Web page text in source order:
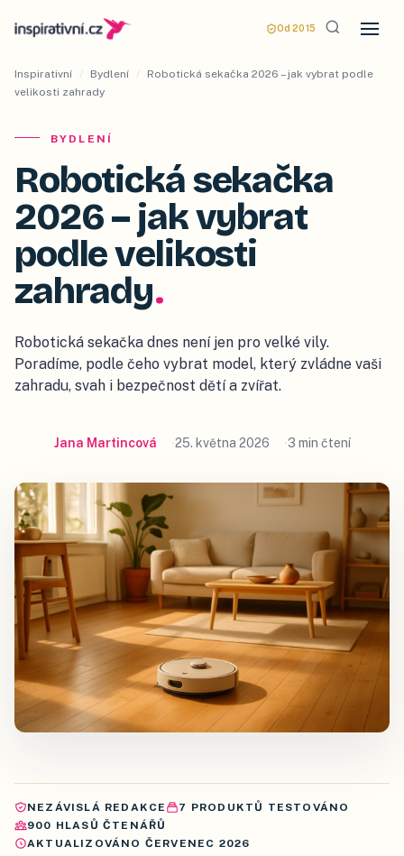
Od 2015
Inspirativní / Bydlení /
Robotická sekačka 2026 – jak vybrat podle
velikosti zahrady
BYDLENÍ
Robotická sekačka
2026 – jak vybrat
podle velikosti
zahrady.
Robotická sekačka dnes není jen pro velké vily.
Poradíme, podle čeho vybrat model, který zvládne vaši
zahradu, svah i bezpečnost dětí a zvířat.
Jana Martincová 25. května 2026 3 min čtení
NEZÁVISLÁ REDAKCE 7 PRODUKTŮ TESTOVÁNO
900 HLASŮ ČTENÁŘŮ
AKTUALIZOVÁNO ČERVENEC 2026